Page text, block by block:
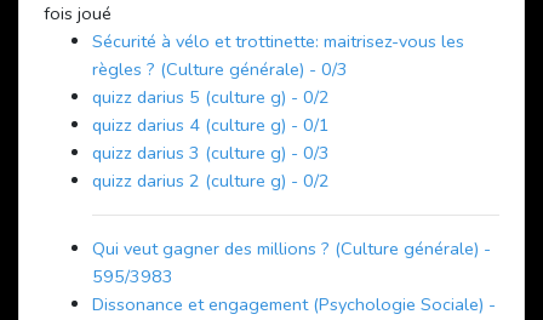
fois joué
Sécurité à vélo et trottinette: maitrisez-vous les
règles ? (Culture générale) - 0/3
quizz darius 5 (culture g) - 0/2
quizz darius 4 (culture g) - 0/1
quizz darius 3 (culture g) - 0/3
quizz darius 2 (culture g) - 0/2
Qui veut gagner des millions ? (Culture générale) -
595/3983
Dissonance et engagement (Psychologie Sociale) -